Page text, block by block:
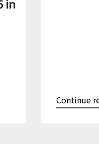
in
Continue